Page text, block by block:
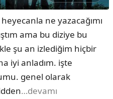
ne yazacağımı
ama bu diziye bu
şu an izlediğim hiçbir
iyi anladım. işte
genel olarak
…devamı